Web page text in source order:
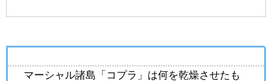
マーシャル諸島「コプラ」は何を乾燥させたも